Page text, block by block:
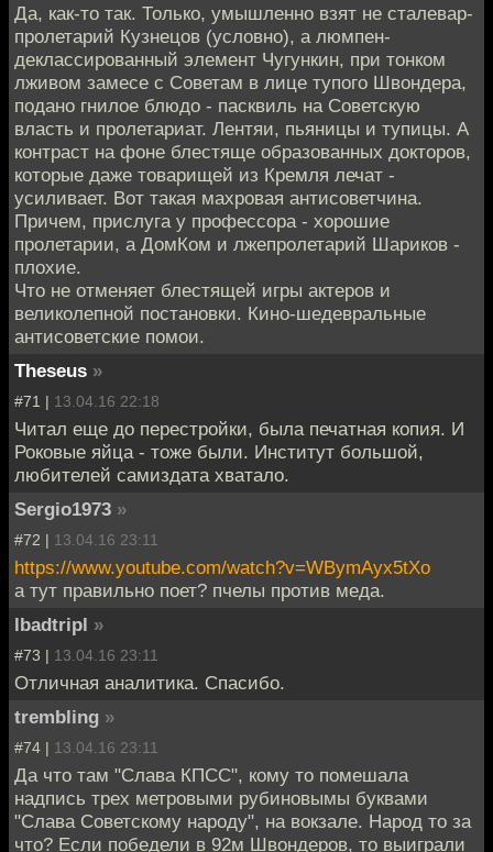
Да, как-то так. Только, умышленно взят не сталевар-
пролетарий Кузнецов (условно), а люмпен-
деклассированный элемент Чугункин, при тонком
лживом замесе с Советам в лице тупого Швондера,
подано гнилое блюдо - пасквиль на Советскую
власть и пролетариат. Лентяи, пьяницы и тупицы. А
контраст на фоне блестяще образованных докторов,
которые даже товарищей из Кремля лечат -
усиливает. Вот такая махровая антисоветчина.
Причем, прислуга у профессора - хорошие
пролетарии, а ДомКом и лжепролетарий Шариков -
плохие.
Что не отменяет блестящей игры актеров и
великолепной постановки. Кино-шедевральные
антисоветские помои.
Theseus »
#71 | 13.04.16 22:18
Читал еще до перестройки, была печатная копия. И
Роковые яйца - тоже были. Институт большой,
любителей самиздата хватало.
Sergio1973 »
#72 | 13.04.16 23:11
https://www.youtube.com/watch?v=WBymAyx5tXo
а тут правильно поет? пчелы против меда.
lbadtripl »
#73 | 13.04.16 23:11
Отличная аналитика. Спасибо.
trembling »
#74 | 13.04.16 23:11
Да что там "Слава КПСС", кому то помешала
надпись трех метровыми рубиновымы буквами
"Слава Советскому народу", на вокзале. Народ то за
что? Если победели в 92м Швондеров, то выиграли